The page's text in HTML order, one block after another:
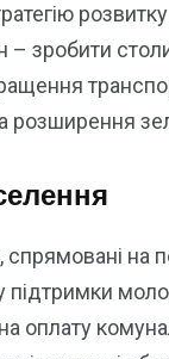
– зробити
розширення
спрямовані
оплату